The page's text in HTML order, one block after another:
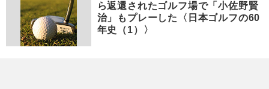
ら返還されたゴルフ場で「小佐野賢
治」もプレーした〈日本ゴルフの60
年史（1）〉